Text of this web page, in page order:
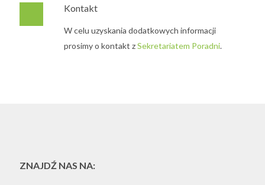
Kontakt
W celu uzyskania dodatkowych informacji
prosimy o kontakt zSekretariatem Poradni.
ZNAJDŹ NAS NA: